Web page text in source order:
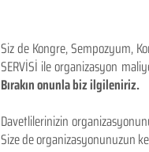
Siz de Kongre, Sempozyum,
SERVİSİ ile organizasyon
Bırakın onunla biz ilgileniriz.
Davetlilerinizin
Size de organizasyonunuzun